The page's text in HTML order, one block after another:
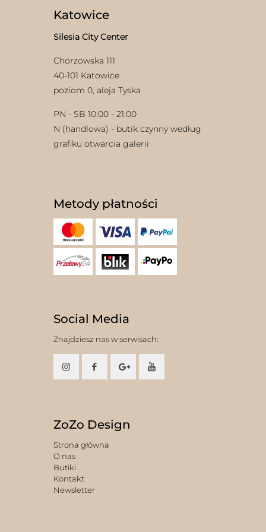
Katowice
Silesia City Center
Chorzowska 111
40-101 Katowice
poziom 0, aleja Tyska
PN - SB 10:00 - 21:00
N (handlowa) - butik czynny według
grafiku otwarcia galerii
Metody płatności
Social Media
Znajdziesz nas w serwisach:
ZoZo Design
Strona główna
O nas
Butiki
Kontakt
Newsletter